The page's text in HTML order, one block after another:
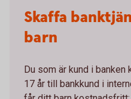
Skaffa
barn
Du som är kund i
17 år till bankkund i